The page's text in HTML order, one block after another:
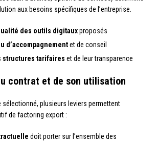
aux besoins spécifiques de l’entreprise.
des outils digitauxproposés
d’accompagnementet de conseil
structures tarifaires et de leur transparence
contrat et de son utilisation
sélectionné, plusieurs leviers permettent
de factoring export :
doit porter sur l’ensemble des